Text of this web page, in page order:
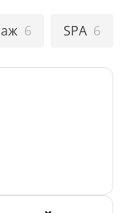
6 SPA 6